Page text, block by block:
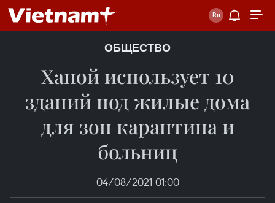
ОБЩЕСТВО
Ханой использует 10
зданий под жилые дома
для зон карантина и
больниц
04/08/2021 01:00